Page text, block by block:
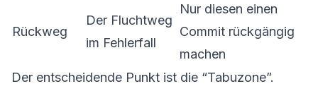
Rückweg
Der Fluchtweg
im Fehlerfall
Nur diesen einen
Commit rückgängig
machen
Der entscheidende Punkt ist die “Tabuzone”.